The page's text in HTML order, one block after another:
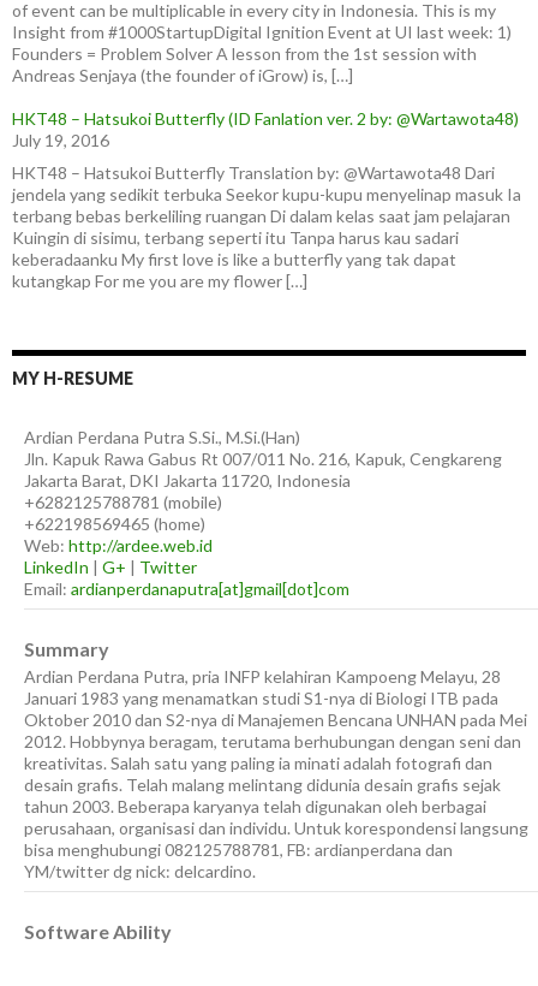
of event can be multiplicable in every city in Indonesia. This is my
Insight from #1000StartupDigital Ignition Event at UI last week: 1)
Founders = Problem Solver A lesson from the 1st session with
Andreas Senjaya (the founder of iGrow) is, […]
HKT48 – Hatsukoi Butterfly (ID Fanlation ver. 2 by: @Wartawota48)
July 19, 2016
HKT48 – Hatsukoi Butterfly Translation by: @Wartawota48 Dari
jendela yang sedikit terbuka Seekor kupu-kupu menyelinap masuk Ia
terbang bebas berkeliling ruangan Di dalam kelas saat jam pelajaran
Kuingin di sisimu, terbang seperti itu Tanpa harus kau sadari
keberadaanku My first love is like a butterfly yang tak dapat
kutangkap For me you are my flower […]
MY H-RESUME
Ardian Perdana Putra S.Si., M.Si.(Han)
Jln. Kapuk Rawa Gabus Rt 007/011 No. 216, Kapuk, Cengkareng
Jakarta Barat, DKI Jakarta 11720, Indonesia
+6282125788781 (mobile)
+622198569465 (home)
Web: http://ardee.web.id
LinkedIn | G+ | Twitter
Email: ardianperdanaputra[at]gmail[dot]com
Summary
Ardian Perdana Putra, pria INFP kelahiran Kampoeng Melayu, 28
Januari 1983 yang menamatkan studi S1-nya di Biologi ITB pada
Oktober 2010 dan S2-nya di Manajemen Bencana UNHAN pada Mei
2012. Hobbynya beragam, terutama berhubungan dengan seni dan
kreativitas. Salah satu yang paling ia minati adalah fotografi dan
desain grafis. Telah malang melintang didunia desain grafis sejak
tahun 2003. Beberapa karyanya telah digunakan oleh berbagai
perusahaan, organisasi dan individu. Untuk korespondensi langsung
bisa menghubungi 082125788781, FB: ardianperdana dan
YM/twitter dg nick: delcardino.
Software Ability